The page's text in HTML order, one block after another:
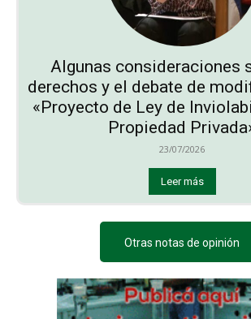
Algunas consideraciones
derechos y el debate de
«Proyecto de Ley de
Propiedad
23/07/2026
Leer más
Otras notas de opinión